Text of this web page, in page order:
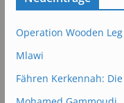
Operation Wooden Leg
Mlawi
Fähren Kerkennah: